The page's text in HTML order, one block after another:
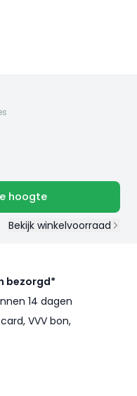
hoogte
Bekijk winkelvoorraad
bezorgd*
14 dagen
VVV bon,